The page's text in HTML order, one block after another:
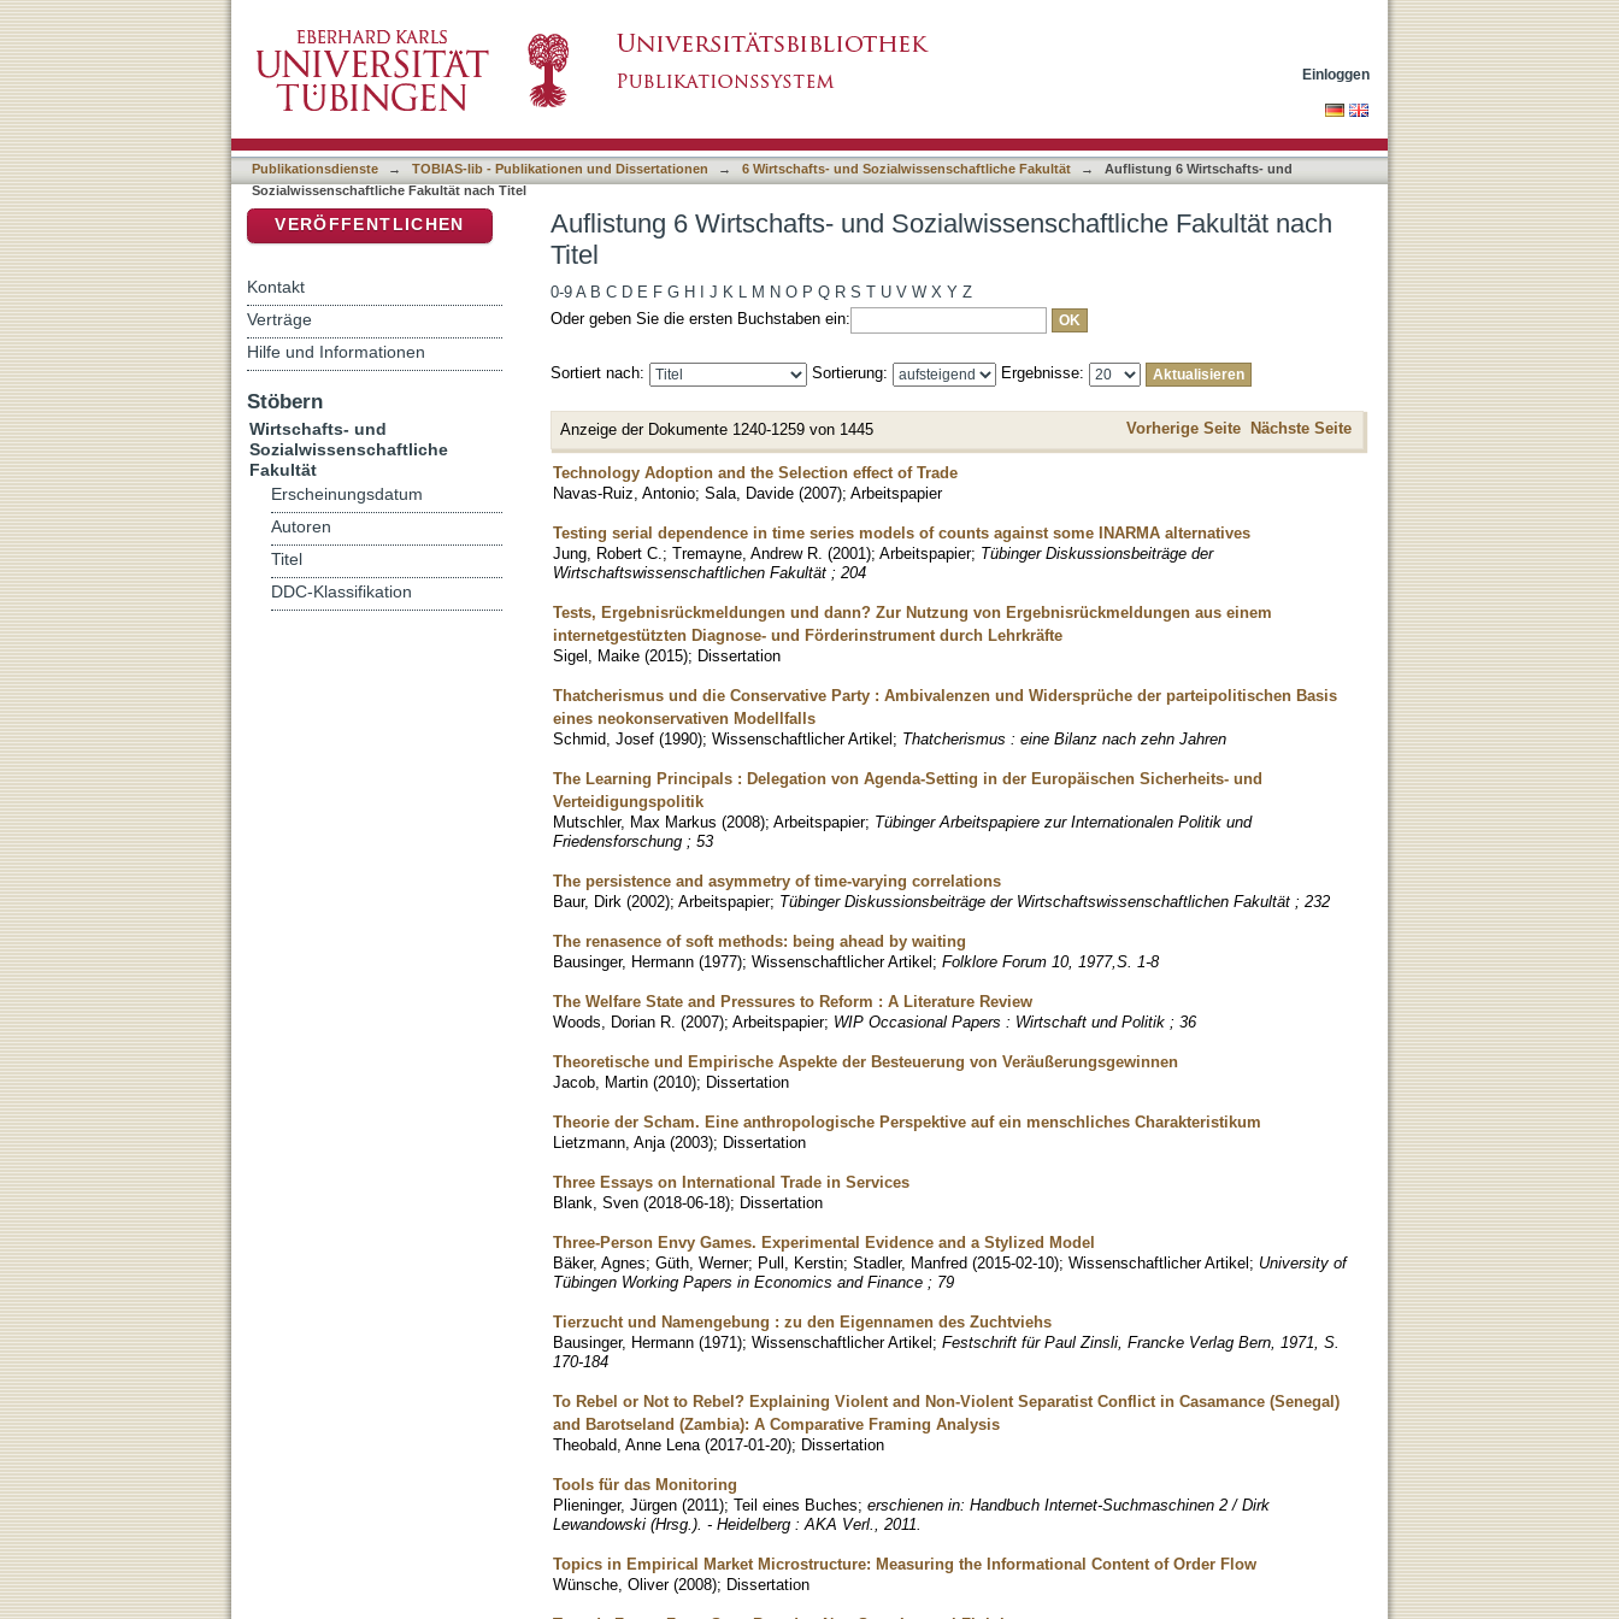
Einloggen
Publikationsdienste → TOBIAS-lib - Publikationen und Dissertationen → 6 Wirtschafts- und Sozialwissenschaftliche Fakultät →
Auflistung 6 Wirtschafts- und
Sozialwissenschaftliche Fakultät nach Titel
Auflistung 6 Wirtschafts- und Sozialwissenschaftliche Fakultät nach
Titel
0-9 A B C D E F G H J K L M N O P Q R S T U V W X Y Z
Oder geben Sie die ersten Buchstaben ein:
Sortiert nach: Sortierung: Ergebnisse:
Anzeige der Dokumente 1240-1259 von 1445 Vorherige Seite Nächste Seite
Technology Adoption and the Selection effect of Trade
Navas-Ruiz, Antonio; Sala, Davide (2007); Arbeitspapier
Testing serial dependence in time series models of counts against some INARMA alternatives
Jung, Robert C. ; Tremayne, Andrew R. (2001); Arbeitspapier; Tübinger Diskussionsbeiträge der
Wirtschaftswissenschaftlichen Fakultät ; 204
Tests, Ergebnisrückmeldungen und dann? Zur Nutzung von Ergebnisrückmeldungen aus einem
internetgestützten Diagnose- und Förderinstrument durch Lehrkräfte
Sigel, Maike (2015); Dissertation
Thatcherismus und die Conservative Party : Ambivalenzen und Widersprüche der parteipolitischen Basis
eines neokonservativen Modellfalls
Schmid, Josef (1990); Wissenschaftlicher Artikel; Thatcherismus : eine Bilanz nach zehn Jahren
The Learning Principals : Delegation von Agenda-Setting in der Europäischen Sicherheits- und
Verteidigungspolitik
Mutschler, Max Markus (2008); Arbeitspapier; Tübinger Arbeitspapiere zur Internationalen Politik und
Friedensforschung ; 53
The persistence and asymmetry of time-varying correlations
Baur, Dirk (2002); Arbeitspapier; Tübinger Diskussionsbeiträge der Wirtschaftswissenschaftlichen Fakultät ; 232
The renasence of soft methods: being ahead by waiting
Bausinger, Hermann (1977); Wissenschaftlicher Artikel; Folklore Forum 10, 1977,S. 1-8
The Welfare State and Pressures to Reform : A Literature Review
Woods, Dorian R. (2007); Arbeitspapier; WIP Occasional Papers : Wirtschaft und Politik ; 36
Theoretische und Empirische Aspekte der Besteuerung von Veräußerungsgewinnen
Jacob, Martin (2010); Dissertation
Theorie der Scham. Eine anthropologische Perspektive auf ein menschliches Charakteristikum
Lietzmann, Anja (2003); Dissertation
Three Essays on International Trade in Services
Blank, Sven (2018-06-18); Dissertation
Three-Person Envy Games. Experimental Evidence and a Stylized Model
Bäker, Agnes; Güth, Werner; Pull, Kerstin; Stadler, Manfred (2015-02-10); Wissenschaftlicher Artikel; University of
Tübingen Working Papers in Economics and Finance ; 79
Tierzucht und Namengebung : zu den Eigennamen des Zuchtviehs
Bausinger, Hermann (1971); Wissenschaftlicher Artikel; Festschrift für Paul Zinsli, Francke Verlag Bern, 1971, S.
170-184
To Rebel or Not to Rebel? Explaining Violent and Non-Violent Separatist Conflict in Casamance (Senegal)
and Barotseland (Zambia): A Comparative Framing Analysis
Theobald, Anne Lena (2017-01-20); Dissertation
Tools für das Monitoring
Plieninger, Jürgen (2011); Teil eines Buches; erschienen in: Handbuch Internet-Suchmaschinen 2 / Dirk
Lewandowski (Hrsg.). - Heidelberg : AKA Verl., 2011.
Topics in Empirical Market Microstructure: Measuring the Informational Content of Order Flow
Wünsche, Oliver (2008); Dissertation
VERÖFFENTLICHEN
Kontakt
Verträge
Hilfe und Informationen
Stöbern
Wirtschafts- und
Sozialwissenschaftliche
Fakultät
Erscheinungsdatum
Autoren
Titel
DDC-Klassifikation